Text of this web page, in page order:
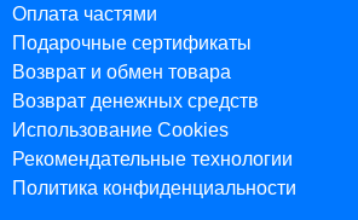
Оплата частями
Подарочные сертификаты
Возврат и обмен товара
Возврат денежных средств
Использование Cookies
Рекомендательные технологии
Политика конфиденциальности